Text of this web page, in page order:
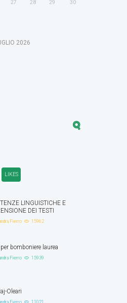
27 28 29 30
2026
LIKES
LINGUISTICHE E
DEI TESTI
Fierro 15962
bomboniere laurea
Fierro 15939
Oleari